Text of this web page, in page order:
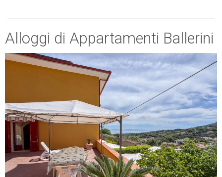
Alloggi di Appartamenti Ballerini